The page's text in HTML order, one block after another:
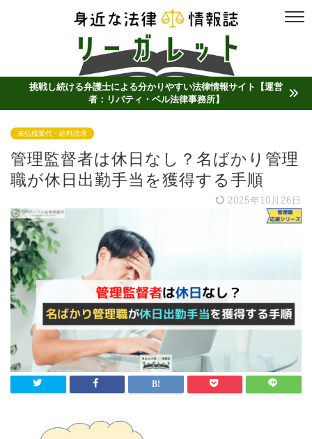
挑戦し続ける弁護士による分かりやすい法律情報サイト【運営
者：リバティ・ベル法律事務所】
未払残業代・給料請求
管理監督者は休日なし？名ばかり管理
職が休日出勤手当を獲得する手順
2025年10月26日